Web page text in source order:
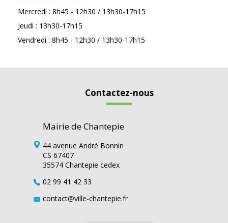
Mercredi : 8h45 - 12h30 / 13h30-17h15
Jeudi : 13h30-17h15
Vendredi : 8h45 - 12h30 / 13h30-17h15
Contactez-nous
Mairie de Chantepie
44 avenue André Bonnin
CS 67407
35574 Chantepie cedex
02 99 41 42 33
contact@ville-chantepie.fr